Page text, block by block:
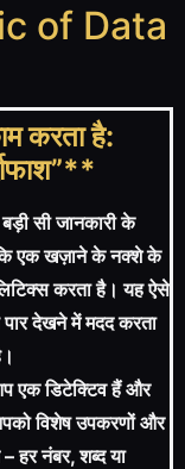
of Data
करता है:
सी जानकारी के
एक खज़ाने के नक्शे के
करता है। यह ऐसे
देखने में मदद करता
एक डिटेक्टिव हैं और
विशेष उपकरणों और
हर नंबर, शब्द या